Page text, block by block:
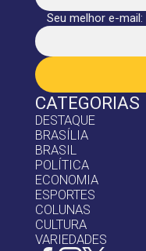
CATEGORIAS
DESTAQUE
BRASÍLIA
BRASIL
POLÍTICA
ECONOMIA
ESPORTES
COLUNAS
CULTURA
VARIEDADES
Seu melhor e-mail: